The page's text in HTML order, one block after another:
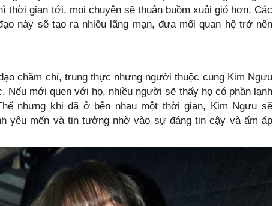
thời gian tới, mọi chuyện sẽ thuận buồm xuôi gió hơn. Các
này sẽ tạo ra nhiều lãng mạn, đưa mối quan hệ trở nên
chăm chỉ, trung thực nhưng người thuộc cung Kim Ngưu
Nếu mới quen với họ, nhiều người sẽ thấy họ có phần lạnh
nhưng khi đã ở bên nhau một thời gian, Kim Ngưu sẽ
yêu mến và tin tưởng nhờ vào sự đáng tin cậy và ấm áp